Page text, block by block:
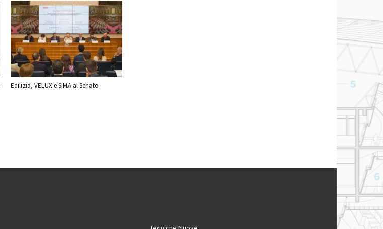
Edilizia, VELUX e SIMA al Senato